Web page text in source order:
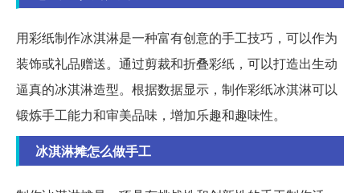
用彩纸制作冰淇淋是一种富有创意的手工技巧，可以作为
装饰或礼品赠送。通过剪裁和折叠彩纸，可以打造出生动
逼真的冰淇淋造型。根据数据显示，制作彩纸冰淇淋可以
锻炼手工能力和审美品味，增加乐趣和趣味性。
冰淇淋摊怎么做手工